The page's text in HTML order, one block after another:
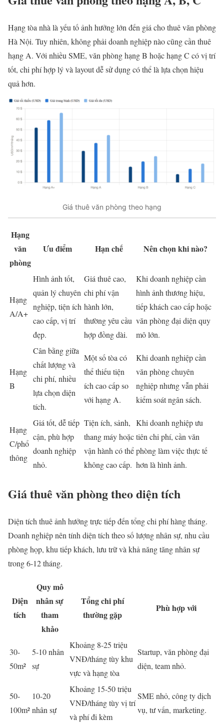
Hạng tòa nhà là yếu tố ảnh hưởng lớn đến giá cho thuê văn phòng
Hà Nội. Tuy nhiên, không phải doanh nghiệp nào cũng cần thuê
hạng A. Với nhiều SME, văn phòng hạng B hoặc hạng C có vị trí
tốt, chi phí hợp lý và layout dễ sử dụng có thể là lựa chọn hiệu
quả hơn.
Giá thuê văn phòng theo hạng
Hạng
văn
phòng
Ưu điểm Hạn chế Nên chọn khi nào?
Hạng
A/A+
Hình ảnh tốt,
quản lý chuyên
nghiệp, tiện ích
cao cấp, vị trí
đẹp.
Giá thuê cao,
chi phí vận
hành lớn,
thường yêu cầu
hợp đồng dài.
Khi doanh nghiệp cần
hình ảnh thương hiệu,
tiếp khách cao cấp hoặc
văn phòng đại diện quy
mô lớn.
Hạng
B
Cân bằng giữa
chất lượng và
chi phí, nhiều
lựa chọn diện
tích.
Một số tòa có
thể thiếu tiện
ích cao cấp so
với hạng A.
Khi doanh nghiệp cần
văn phòng chuyên
nghiệp nhưng vẫn phải
kiểm soát ngân sách.
Hạng
C/phổ
thông
Giá tốt, dễ tiếp
cận, phù hợp
doanh nghiệp
nhỏ.
Tiện ích, sảnh,
thang máy hoặc
vận hành có thể
không cao cấp.
Khi doanh nghiệp ưu
tiên chi phí, cần văn
phòng làm việc thực tế
hơn là hình ảnh.
Giá thuê văn phòng theo diện tích
Diện tích thuê ảnh hưởng trực tiếp đến tổng chi phí hàng tháng.
Doanh nghiệp nên tính diện tích theo số lượng nhân sự, nhu cầu
phòng họp, khu tiếp khách, lưu trữ và khả năng tăng nhân sự
trong 6-12 tháng.
Diện
tích
Quy mô
nhân sự
tham
khảo
Tổng chi phí
thường gặp
Phù hợp với
30-
50m²
5-10 nhân
sự
Khoảng 8-25 triệu
VNĐ/tháng tùy khu
vực và hạng tòa
Startup, văn phòng đại
diện, team nhỏ.
50-
100m²
10-20
nhân sự
Khoảng 15-50 triệu
VNĐ/tháng tùy vị trí
và phí đi kèm
SME nhỏ, công ty dịch
vụ, tư vấn, marketing.